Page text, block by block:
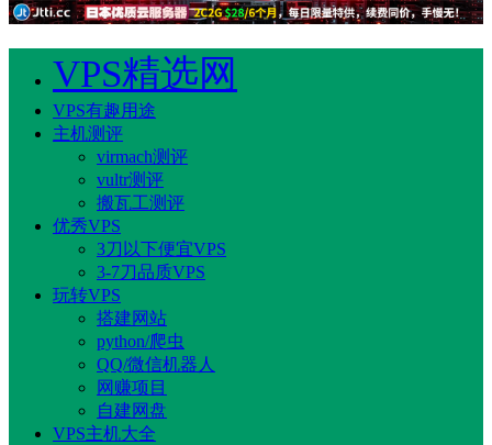
VPS精选网
VPS有趣用途
主机测评
virmach测评
vultr测评
搬瓦工测评
优秀VPS
3刀以下便宜VPS
3-7刀品质VPS
玩转VPS
搭建网站
python/爬虫
QQ/微信机器人
网赚项目
自建网盘
VPS主机大全